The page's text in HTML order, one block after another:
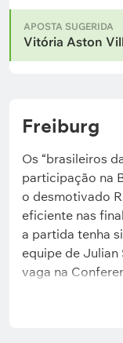
APOSTA SUGERIDA
Vitória Aston
Freiburg
Os “brasileiros
participação na
o desmotivado
eficiente nas
a partida tenha
equipe de Julian
vaga na
zona da Europa